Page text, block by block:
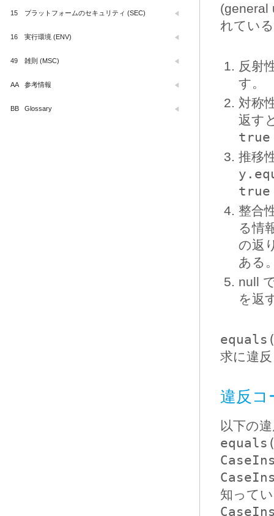
(general
れてい
反射
す。
対称
返す
true
推移
true
整合
る情
の返
ある
null
を返
求に違
違反コ
以下の
知って
15 プラットフォームのセキュリティ (SEC)
16 実行環境 (ENV)
49 雑則 (MSC)
AA 参考情報
BB Glossary